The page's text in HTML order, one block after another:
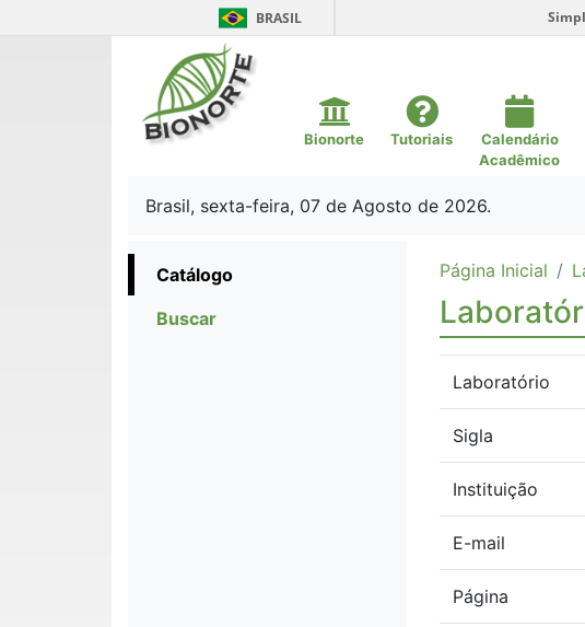
BRASIL
Bionorte Tutoriais
Calendário
Acadêmico
Brasil, sexta-feira, 07 de Agosto de 2026.
Catálogo
Buscar
Página Inicial
Laboratório
Sigla
Instituição
E-mail
Página